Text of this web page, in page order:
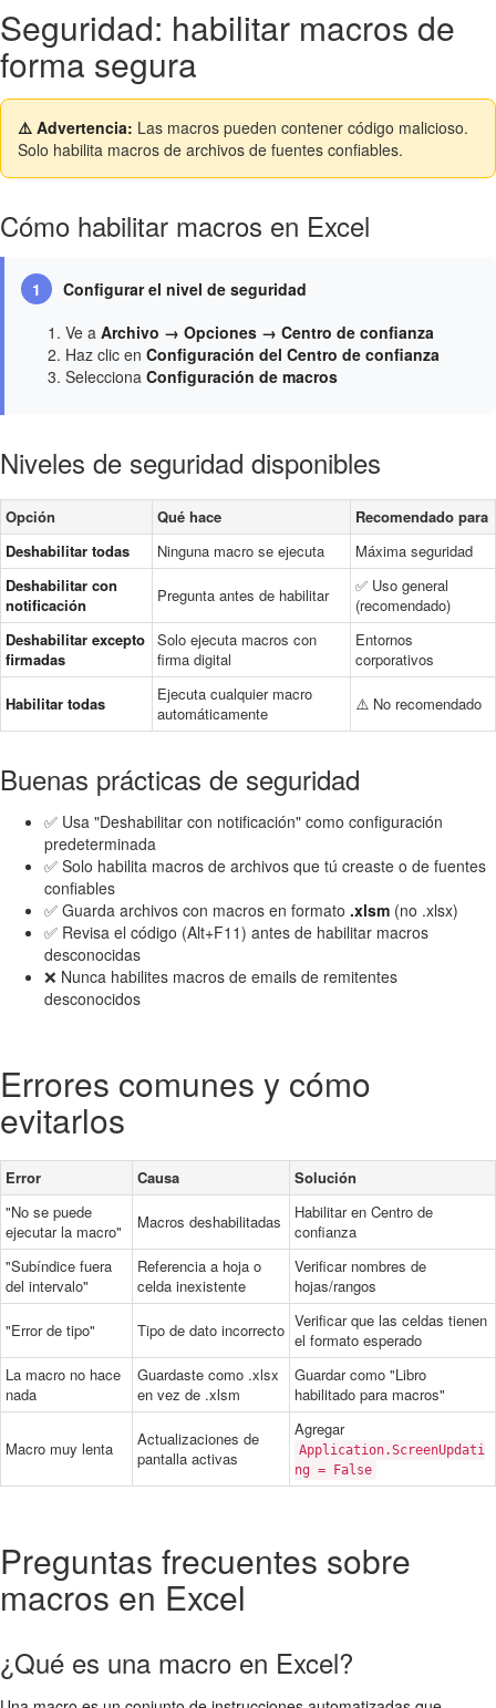
Seguridad: habilitar macros de
forma segura
⚠️ Advertencia: Las macros pueden contener código malicioso.
Solo habilita macros de archivos de fuentes confiables.
Cómo habilitar macros en Excel
1
Configurar el nivel de seguridad
Ve a Archivo → Opciones → Centro de confianza
Haz clic en Configuración del Centro de confianza
Selecciona Configuración de macros
Niveles de seguridad disponibles
Opción Qué hace
Recomendado para
Deshabilitar todas
Ninguna macro se ejecuta
Máxima seguridad
Deshabilitar con
notificación
Pregunta antes de habilitar
✅ Uso general
(recomendado)
Deshabilitar excepto
firmadas
Solo ejecuta macros con
firma digital
Entornos
corporativos
Habilitar todas
Ejecuta cualquier macro
automáticamente
⚠️ No recomendado
Buenas prácticas de seguridad
✅ Usa "Deshabilitar con notificación" como configuración
predeterminada
✅ Solo habilita macros de archivos que tú creaste o de fuentes
confiables
✅ Guarda archivos con macros en formato .xlsm (no .xlsx)
✅ Revisa el código (Alt+F11) antes de habilitar macros
desconocidas
❌ Nunca habilites macros de emails de remitentes
desconocidos
Errores comunes y cómo
evitarlos
Error Causa
Solución
"No se puede
ejecutar la macro"
Macros deshabilitadas
Habilitar en Centro de
confianza
"Subíndice fuera
del intervalo"
Referencia a hoja o
celda inexistente
Verificar nombres de
hojas/rangos
"Error de tipo" Tipo de dato incorrecto Verificar que las celdas tienen
el formato esperado
La macro no hace
nada
Guardaste como .xlsx
en vez de .xlsm
Guardar como "Libro
habilitado para macros"
Macro muy lenta
Actualizaciones de
pantalla activas
Agregar
Application.ScreenUpdati
ng = False
Preguntas frecuentes sobre
macros en Excel
¿Qué es una macro en Excel?